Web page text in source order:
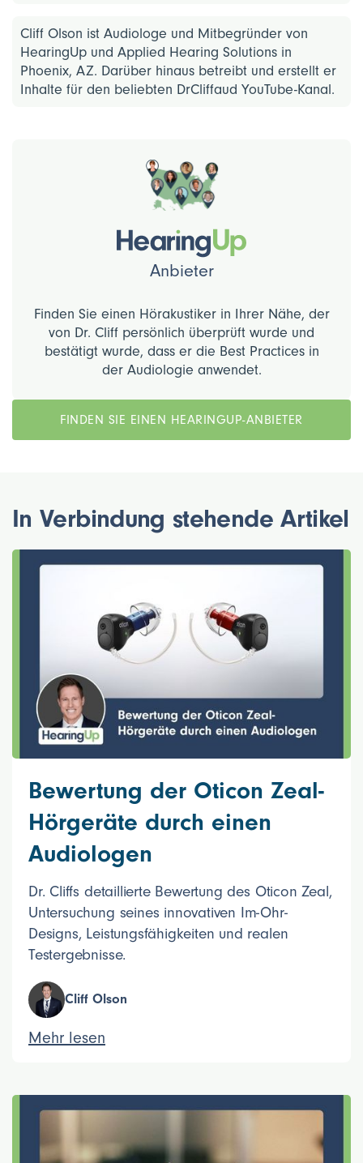
Cliff Olson ist Audiologe und Mitbegründer von
HearingUp und Applied Hearing Solutions in
Phoenix, AZ. Darüber hinaus betreibt und erstellt er
Inhalte für den beliebten DrCliffaud YouTube-Kanal.
Anbieter
Finden Sie einen Hörakustiker in Ihrer Nähe, der
von Dr. Cliff persönlich überprüft wurde und
bestätigt wurde, dass er die Best Practices in
der Audiologie anwendet.
FINDEN SIE EINEN HEARINGUP-ANBIETER
In Verbindung stehende Artikel
Bewertung der Oticon Zeal-
Hörgeräte durch einen
Audiologen
Dr. Cliffs detaillierte Bewertung des Oticon Zeal,
Untersuchung seines innovativen Im-Ohr-
Designs, Leistungsfähigkeiten und realen
Testergebnisse.
Cliff Olson
Mehr lesen